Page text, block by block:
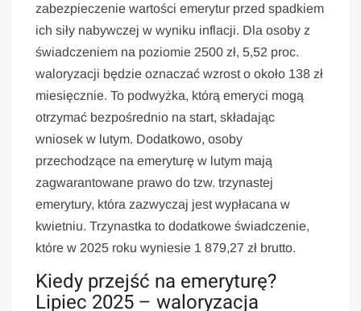
zabezpieczenie wartości emerytur przed spadkiem
ich siły nabywczej w wyniku inflacji. Dla osoby z
świadczeniem na poziomie 2500 zł, 5,52 proc.
waloryzacji będzie oznaczać wzrost o około 138 zł
miesięcznie. To podwyżka, którą emeryci mogą
otrzymać bezpośrednio na start, składając
wniosek w lutym. Dodatkowo, osoby
przechodzące na emeryturę w lutym mają
zagwarantowane prawo do tzw. trzynastej
emerytury, która zazwyczaj jest wypłacana w
kwietniu. Trzynastka to dodatkowe świadczenie,
które w 2025 roku wyniesie 1 879,27 zł brutto.
Kiedy przejść na emeryturę?
Lipiec 2025 – waloryzacja